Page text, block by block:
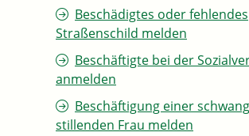
Beschädigtes oder fehlendes
Straßenschild melden
Beschäftigte bei der
anmelden
Beschäftigung einer
stillenden Frau melden